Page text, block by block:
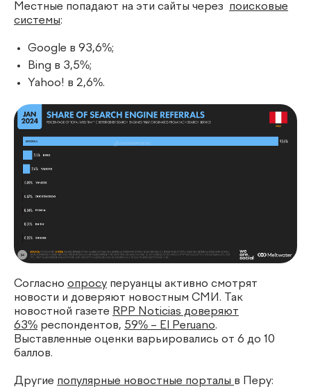
Местные попадают на эти сайты через поисковые
системы:
Google в 93,6%;
Bing в 3,5%;
Yahoo! в 2,6%.
Согласно опросу перуанцы активно смотрят
новости и доверяют новостным СМИ. Так
новостной газете RPP Noticias доверяют
63% респондентов, 59% – El Peruano.
Выставленные оценки варьировались от 6 до 10
баллов.
Другие популярные новостные порталы в Перу: